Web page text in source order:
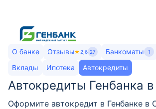
О банке Отзывы 2,6 27 Банкоматы 1
Вклады
Ипотека Автокредиты
Автокредиты Генбанка​
Оформите автокредит в Генбанке в